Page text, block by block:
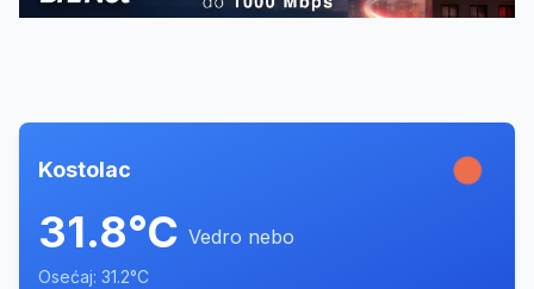
Kostolac
31.8°C Vedro nebo
Osećaj: 31.2°C